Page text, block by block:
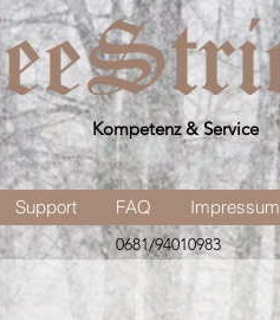
Kompetenz & Service
Support FAQ Impressum
0681/94010983